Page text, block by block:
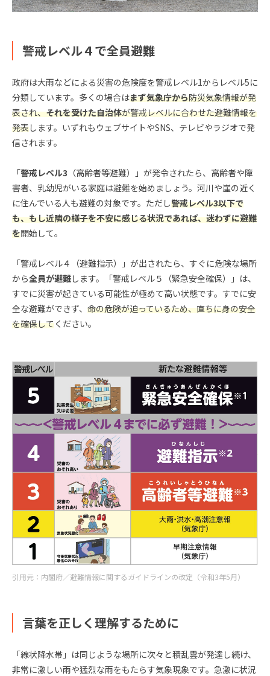
警戒レベル４で全員避難
政府は大雨などによる災害の危険度を警戒レベル1からレベル5に
分類しています。多くの場合はまず気象庁から防災気象情報が発
表され、それを受けた自治体が警戒レベルに合わせた避難情報を
発表します。いずれもウェブサイトやSNS、テレビやラジオで発
信されます。
「警戒レベル3 （高齢者等避難）」が発令されたら、高齢者や障
害者、乳幼児がいる家庭は避難を始めましょう。河川や崖の近く
に住んでいる人も避難の対象です。ただし警戒レベル3以下で
も、もし近隣の様子を不安に感じる状況であれば、迷わずに避難
を開始して。
「警戒レベル４（避難指示）」が出されたら、すぐに危険な場所
から全員が避難します。「警戒レベル５（緊急安全確保）」は、
すでに災害が起きている可能性が極めて高い状態です。すでに安
全な避難ができず、 命の危険が迫っているため、直ちに身の安全
を確保してください。
引用元：内閣府／避難情報に関するガイドラインの改定（令和3年5月）
言葉を正しく理解するために
「線状降水帯」は同じような場所に次々と積乱雲が発達し続け、
非常に激しい雨や猛烈な雨をもたらす気象現象です。急激に状況